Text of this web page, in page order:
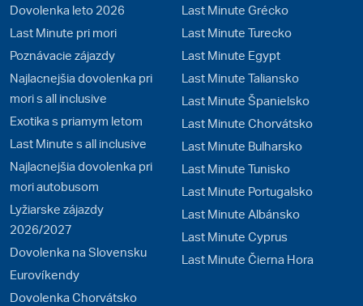
Dovolenka leto 2026
Last Minute pri mori
Poznávacie zájazdy
Najlacnejšia dovolenka pri
mori s all inclusive
Exotika s priamym letom
Last Minute s all inclusive
Najlacnejšia dovolenka pri
mori autobusom
Lyžiarske zájazdy
2026/2027
Dovolenka na Slovensku
Eurovíkendy
Dovolenka Chorvátsko
Last Minute Grécko
Last Minute Turecko
Last Minute Egypt
Last Minute Taliansko
Last Minute Španielsko
Last Minute Chorvátsko
Last Minute Bulharsko
Last Minute Tunisko
Last Minute Portugalsko
Last Minute Albánsko
Last Minute Cyprus
Last Minute Čierna Hora